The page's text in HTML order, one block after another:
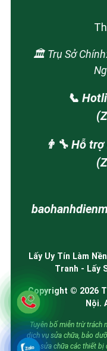
🏛️ Trụ Sở
📞
👨‍🔧 Hỗ
Lấy Uy Tín Làm
Tranh - Lấy
Copyright © 2026
Nội.
Tuyên bố miễn trừ trách
dịch vụ sửa chữa, bảo
nhận sửa chữa các thiết bị